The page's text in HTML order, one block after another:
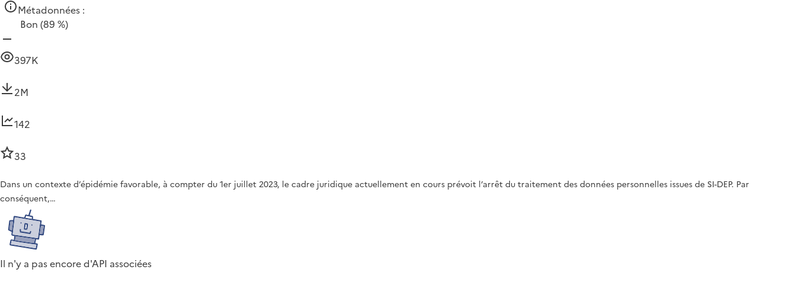
Métadonnées :
Bon (89 %)
397K
2M
142
33
Dans un contexte d’épidémie favorable, à compter du 1er juillet 2023, le cadre juridique actuellement en cours prévoit l’arrêt du traitement des données personnelles issues de SI-DEP. Par
conséquent,…
Il n'y a pas encore d'API associées